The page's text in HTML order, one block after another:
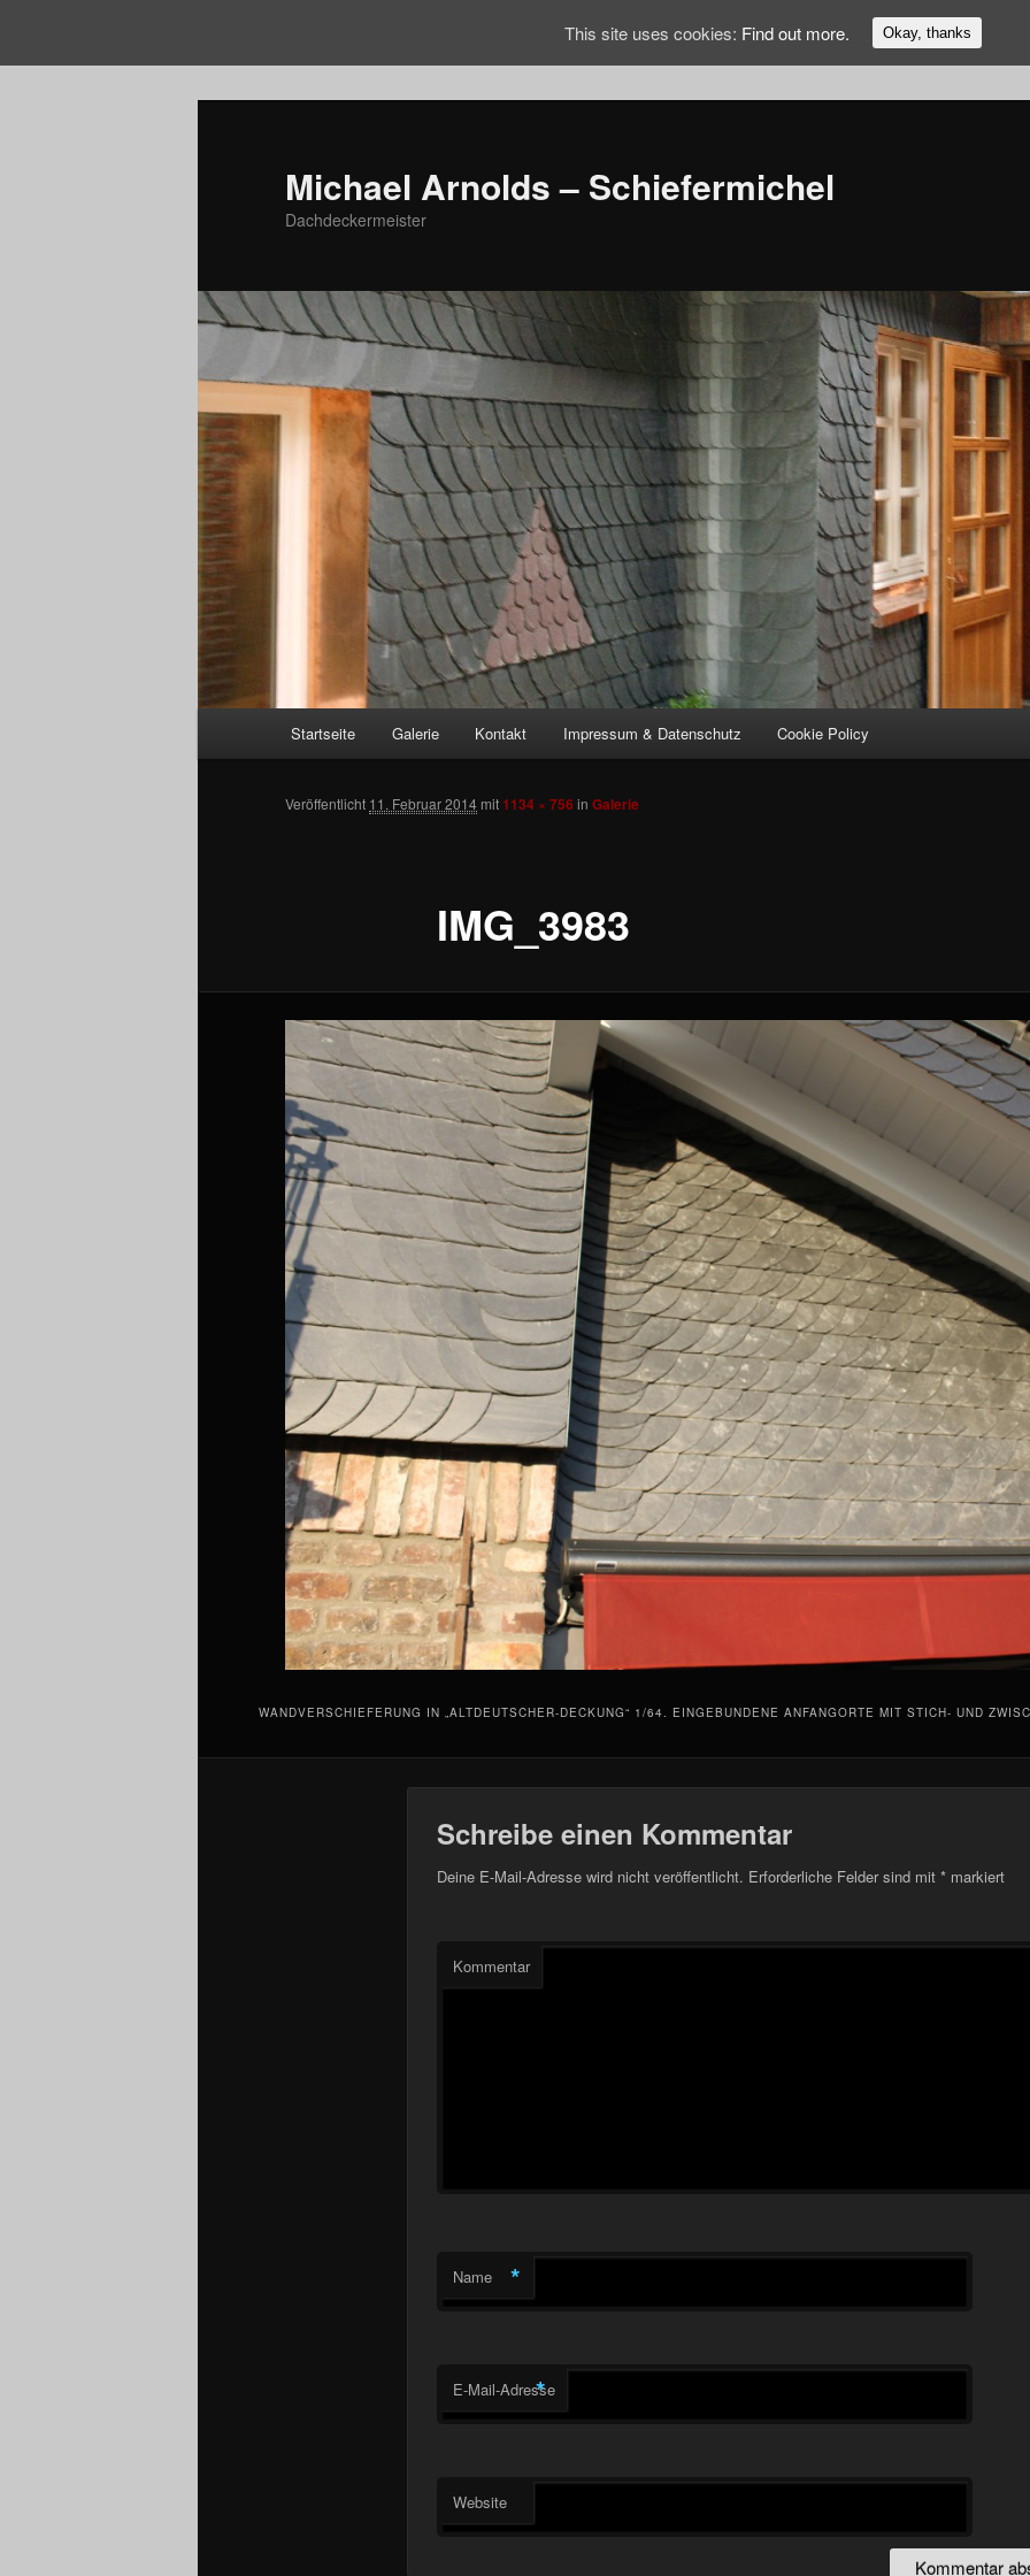
Michael Arnolds – Schiefermichel
Dachdeckermeister
Zum
Startseite Galerie Kontakt Impressum & Datenschutz Cookie Policy
IMG_3983
Veröffentlicht 11. Februar 2014 mit1134 × 756 in Galerie
WANDVERSCHIEFERUNG IN „ALTDEUTSCHER-DECKUNG“ 1/64. EINGEBUNDENE ANFANGORTE MIT STICH- UND
Schreibe einen Kommentar
Deine E-Mail-Adresse wird nicht veröffentlicht. Erforderliche Felder sind mit *markiert
Kommentar
Name *
E-Mail-Adresse
*
Website
This site uses cookies: Find out more. Okay, thanks